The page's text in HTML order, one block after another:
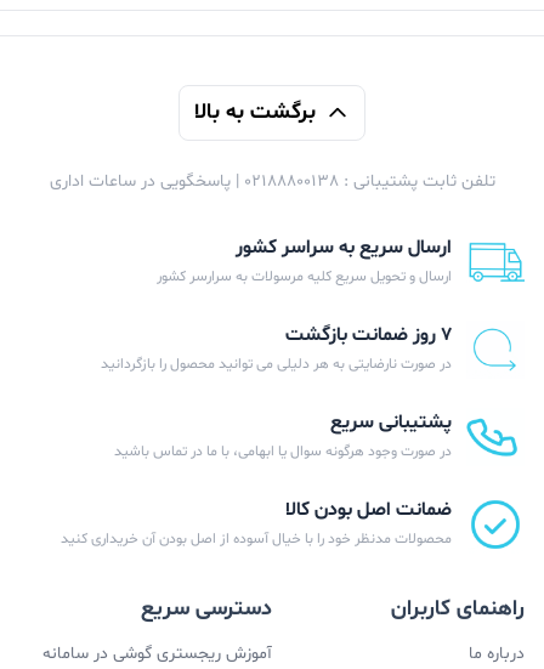
برگشت به بالا
تلفن ثابت پشتیبانی : 02188800138 | پاسخگویی در ساعات اداری
ارسال سریع به سراسر کشور
ارسال و تحویل سریع کلیه مرسولات به سرارسر کشور
۷ روز ضمانت بازگشت
در صورت نارضایتی به هر دلیلی می توانید محصول را بازگردانید
پشتیبانی سریع
در صورت وجود هرگونه سوال یا ابهامی، با ما در تماس باشید
ضمانت اصل بودن کالا
محصولات مدنظر خود را با خیال آسوده از اصل بودن آن خریداری کنید
راهنمای کاربران
درباره ما
دسترسی سریع
آموزش ریجستری گوشی در سامانه